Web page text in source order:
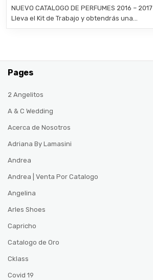
NUEVO CATALOGO DE PERFUMES 2016 – 2017
Lleva el Kit de Trabajo y obtendrás una…
Pages
2 Angelitos
A & C Wedding
Acerca de Nosotros
Adriana By Lamasini
Andrea
Andrea | Venta Por Catalogo
Angelina
Arles Shoes
Capricho
Catalogo de Oro
Cklass
Covid 19